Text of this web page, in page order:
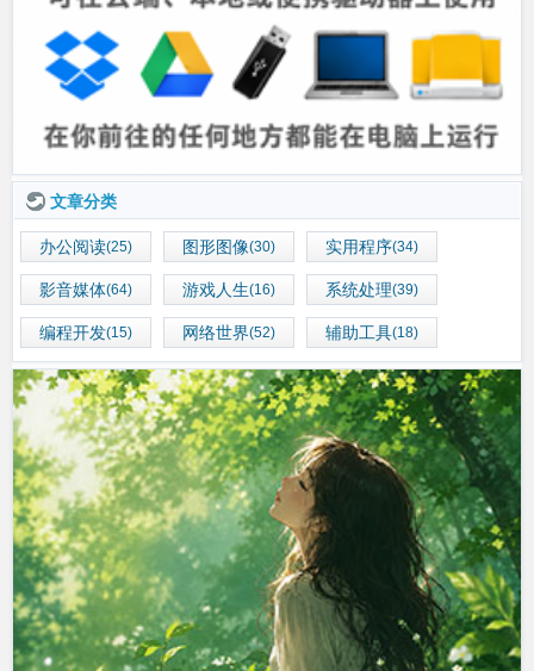
文章分类
办公阅读(25) 图形图像(30) 实用程序(34)
影音媒体(64) 游戏人生(16) 系统处理(39)
编程开发(15) 网络世界(52) 辅助工具(18)